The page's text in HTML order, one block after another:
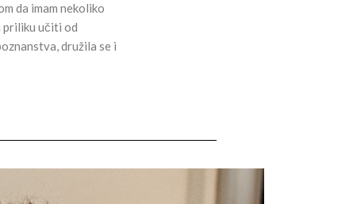
da imam nekoliko
priliku učiti od
družila se i